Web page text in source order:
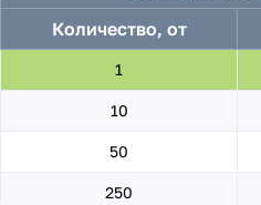
Количество, от
1
10
50
250